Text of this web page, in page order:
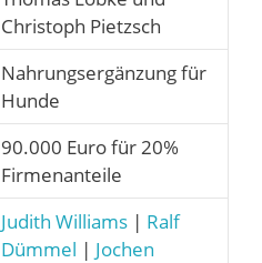
Christoph Pietzsch
Nahrungsergänzung für
Hunde
90.000 Euro für 20%
Firmenanteile
Judith Williams | Ralf
Dümmel | Jochen